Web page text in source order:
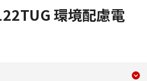
環境配慮電
仕様 LS-122TUG 環境配